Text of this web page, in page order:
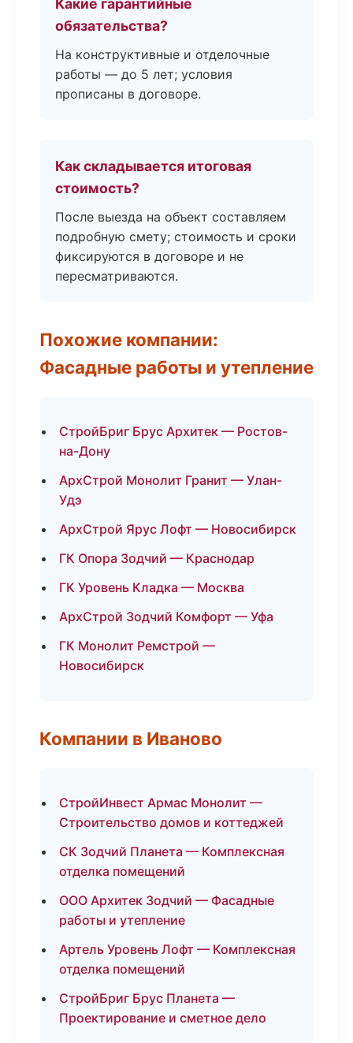
Какие гарантийные
обязательства?
На конструктивные и отделочные
работы — до 5 лет; условия
прописаны в договоре.
Как складывается итоговая
стоимость?
После выезда на объект составляем
подробную смету; стоимость и сроки
фиксируются в договоре и не
пересматриваются.
Похожие компании:
Фасадные работы и утепление
СтройБриг Брус Архитек — Ростов-
на-Дону
АрхСтрой Монолит Гранит — Улан-
Удэ
АрхСтрой Ярус Лофт — Новосибирск
ГК Опора Зодчий — Краснодар
ГК Уровень Кладка — Москва
АрхСтрой Зодчий Комфорт — Уфа
ГК Монолит Ремстрой —
Новосибирск
Компании в Иваново
СтройИнвест Армас Монолит —
Строительство домов и коттеджей
СК Зодчий Планета — Комплексная
отделка помещений
ООО Архитек Зодчий — Фасадные
работы и утепление
Артель Уровень Лофт — Комплексная
отделка помещений
СтройБриг Брус Планета —
Проектирование и сметное дело